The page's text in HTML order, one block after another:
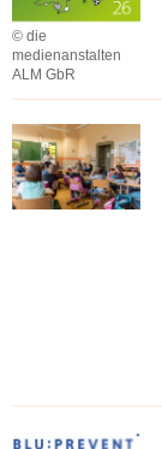
© die
medienanstalten
ALM GbR